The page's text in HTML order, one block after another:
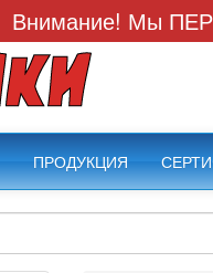
Внимание! Мы
ПРОДУКЦИЯ